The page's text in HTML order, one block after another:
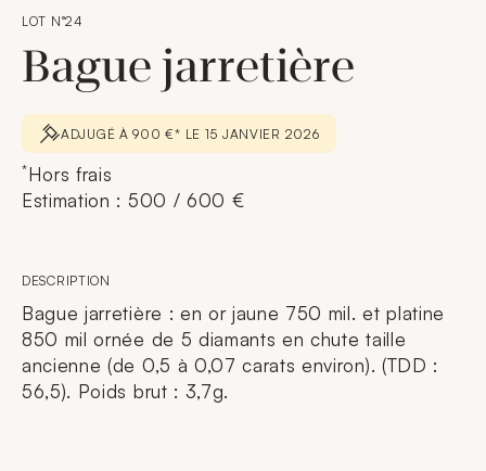
LOT N°24
Bague jarretière
ADJUGÉ À 900 €* LE 15 JANVIER 2026
*Hors frais
Estimation : 500 / 600 €
DESCRIPTION
Bague jarretière : en or jaune 750 mil. et platine
850 mil ornée de 5 diamants en chute taille
ancienne (de 0,5 à 0,07 carats environ). (TDD :
56,5). Poids brut : 3,7g.